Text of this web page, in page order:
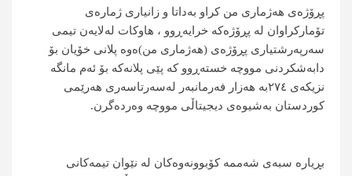
پڕۆژەی هەژماری من کراو بەداتا و زانیاری ژمارەی
تۆمارکراوان لە پڕۆژەکە خرایەڕوو ، هاوکات لەلایەن تیمی
سەرپەرشتیاری پڕۆژەی (هەژماری من)ەوە پلانی خۆیان بۆ
دابەشکردنی مووچە خستەڕوو کە پێی پلانەکە بۆ ئەم مانگە
نزیکەی ٢٧٤بە هەزار فەرمانبەر لەسەرتاسەری هەرێمی
کوردستان بەشیوەی دیجیتاڵی مووچە وەردەگرن.
بڕیارە سبەی شەممە کۆبوونەوەکان لە نێوان تیمەکانی